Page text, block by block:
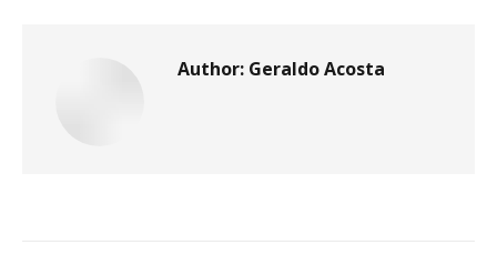
Author: Geraldo Acosta